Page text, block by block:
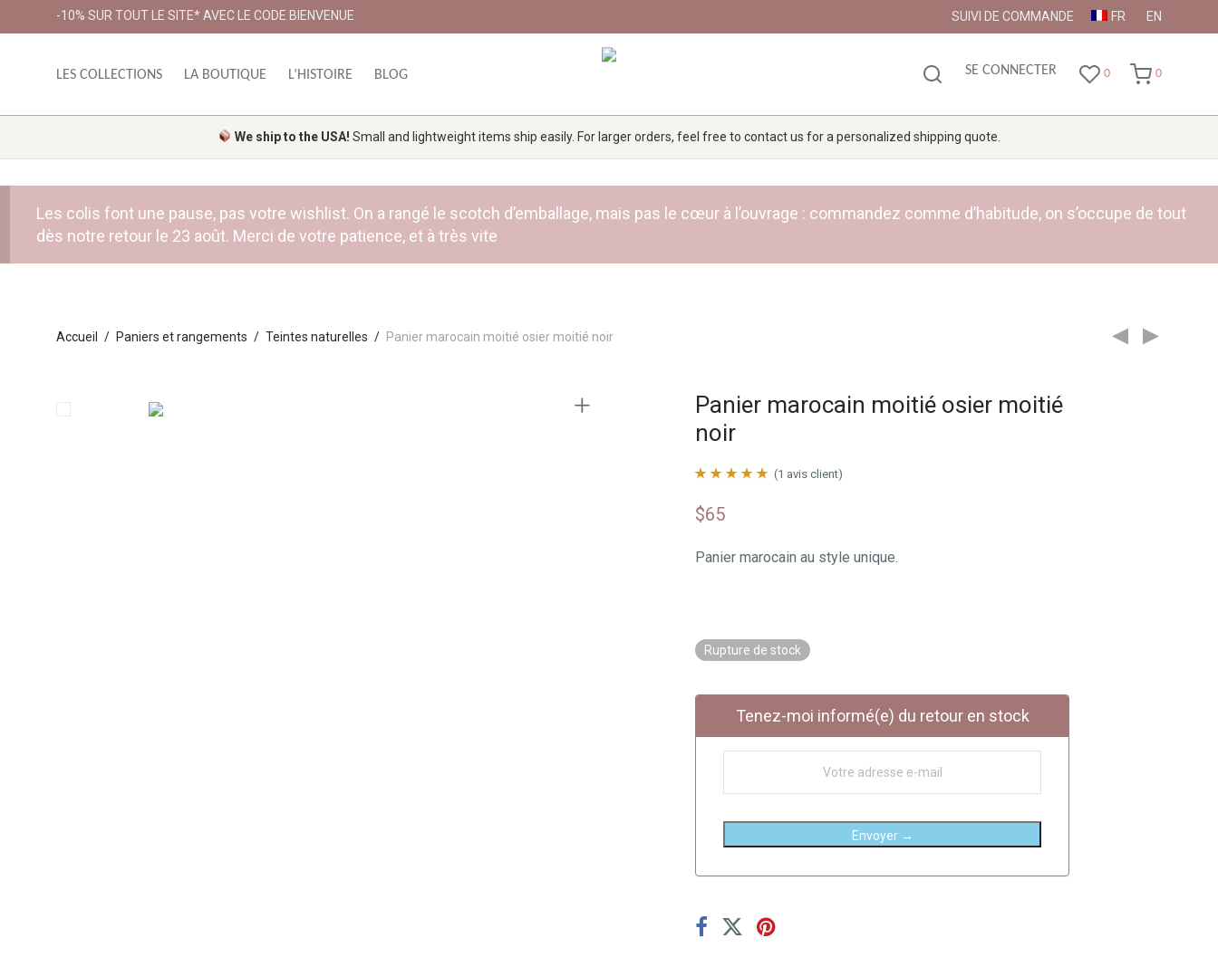
-10% SUR TOUT LE SITE* AVEC LE CODE BIENVENUE SUIVI DE COMMANDE FR EN
LES COLLECTIONS LA BOUTIQUE L’HISTOIRE BLOG SE CONNECTER 0 0
We ship to the USA! Small and lightweight items ship easily. For larger orders, feel free to contact us for a personalized shipping quote.
Les colis font une pause, pas votre wishlist. On a rangé le scotch d’emballage, mais pas le cœur à l’ouvrage : commandez comme d’habitude, on s’occupe de tout
dès notre retour le 23 août. Merci de votre patience, et à très vite
Accueil / Paniers et rangements / Teintes naturelles / Panier marocain moitié osier moitié noir
Panier marocain moitié osier moitié
noir
5 basé sur
(1 avis client)
$65
Panier marocain au style unique.
Rupture de stock
Tenez-moi informé(e) du retour en stock
Envoyer →